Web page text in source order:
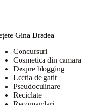
Gina Bradea
Concursuri
Cosmetica din camara
Despre blogging
Lectia de gatit
Pseudoculinare
Reciclate